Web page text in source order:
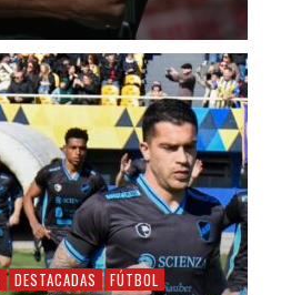
DESTACADAS FÚTBOL